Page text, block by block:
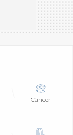
Câncer